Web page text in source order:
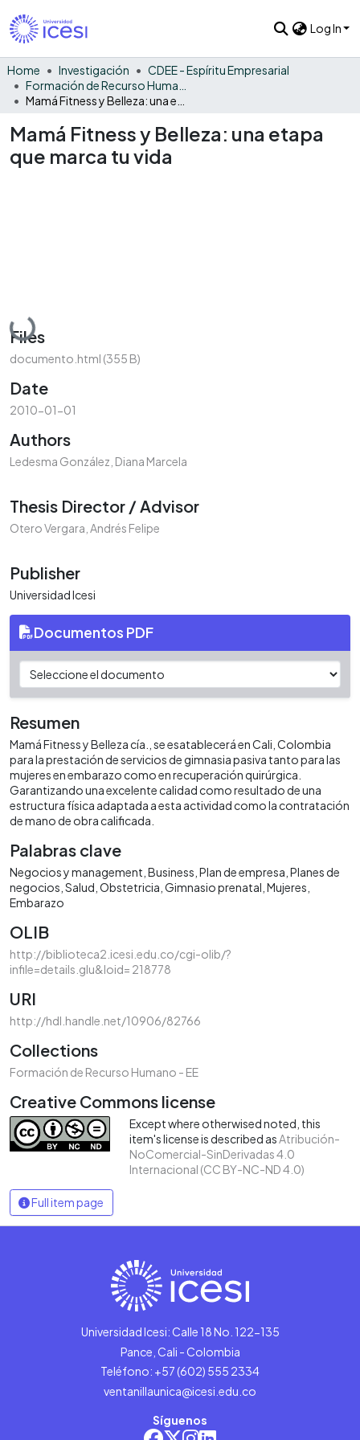
Log In
Home Investigación
CDEE - Espíritu Empresarial
Mamá Fitness y Belleza: una etapa
que marca tu vida
Loading...
Files
documento.html (355 B)
Date
2010-01-01
Authors
Ledesma González, Diana Marcela
Thesis Director / Advisor
Otero Vergara, Andrés Felipe
Publisher
Universidad Icesi
Documentos PDF
Resumen
Mamá Fitness y Belleza cía., se esatablecerá en Cali, Colombia
para la prestación de servicios de gimnasia pasiva tanto para las
mujeres en embarazo como en recuperación quirúrgica.
Garantizando una excelente calidad como resultado de una
estructura física adaptada a esta actividad como la contratación
de mano de obra calificada.
Palabras clave
Negocios y management Business Plan de empresa Planes de
negocios Salud Obstetricia Gimnasio prenatal Mujeres
Embarazo
OLIB
http://biblioteca2.icesi.edu.co/cgi-olib/?
infile=details.glu&loid= 218778
URI
http://hdl.handle.net/10906/82766
Collections
Formación de Recurso Humano - EE
Creative Commons license
Except where otherwised noted, this
item's license is described asAtribución-
NoComercial-SinDerivadas 4.0
Internacional (CC BY-NC-ND 4.0)
Full item page
Universidad Icesi: Calle 18 No. 122-135
Pance, Cali - Colombia
Teléfono: +57 (602) 555 2334
ventanillaunica@icesi.edu.co
Síguenos